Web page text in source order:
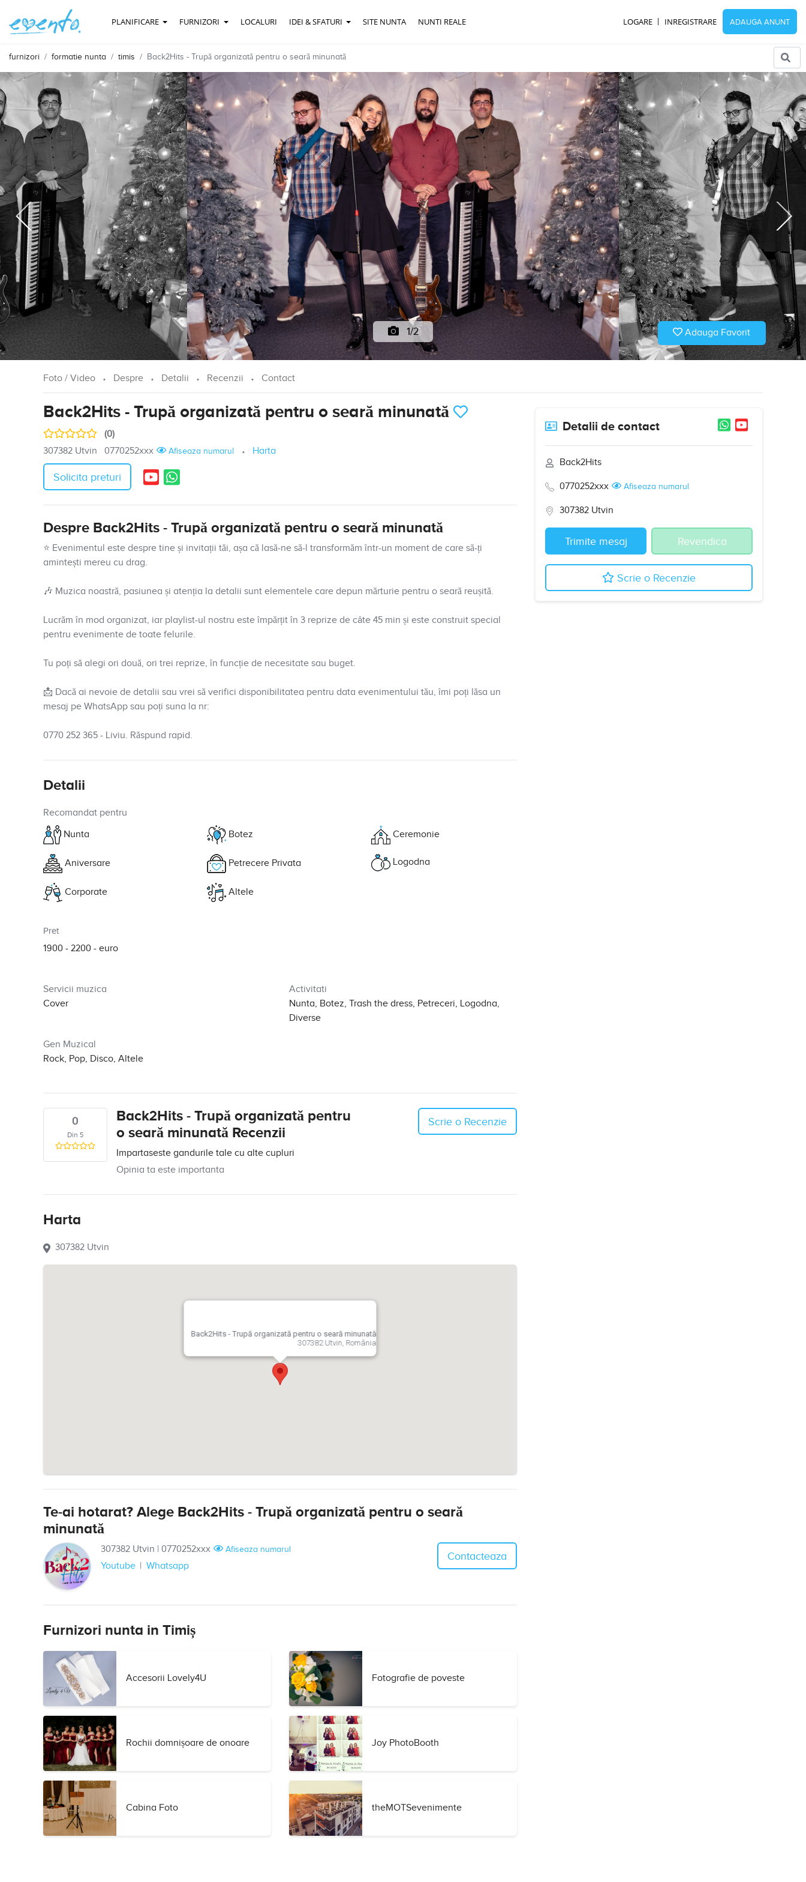
PLANIFICARE FURNIZORI LOCALURI IDEI & SFATURI SITE NUNTA NUNTI REALE LOGARE INREGISTRARE ADAUGA ANUNT
furnizori formatie nunta timis Back2Hits - Trupă organizată pentru o seară minunată
1/2 Adauga Favorit
Foto / Video Despre Detalii Recenzii Contact
Back2Hits - Trupă organizată pentru o seară minunată
(0)
307382 Utvin
0770252xxx Afiseaza numarul Harta
Solicita preturi
Despre Back2Hits - Trupă organizată pentru o seară minunată
⭐ Evenimentul este despre tine și invitații tăi, așa că lasă-ne să-l transformăm într-un moment de care să-ți
amintești mereu cu drag.
🎶 Muzica noastră, pasiunea și atenția la detalii sunt elementele care depun mărturie pentru o seară reușită.
Lucrăm în mod organizat, iar playlist-ul nostru este împărțit în 3 reprize de câte 45 min și este construit special
pentru evenimente de toate felurile.
Tu poți să alegi ori două, ori trei reprize, în funcție de necesitate sau buget.
📩 Dacă ai nevoie de detalii sau vrei să verifici disponibilitatea pentru data evenimentului tău, îmi poți lăsa un
mesaj pe WhatsApp sau poți suna la nr:
0770 252 365 - Liviu. Răspund rapid.
Detalii
Recomandat pentru
Nunta
Botez Ceremonie
Aniversare Petrecere Privata Logodna
Corporate Altele
Pret
1900 - 2200 - euro
Servicii muzica
Cover
Activitati
Nunta, Botez, Trash the dress, Petreceri, Logodna,
Diverse
Gen Muzical
Rock, Pop, Disco, Altele
0
Din 5
Back2Hits - Trupă organizată pentru
o seară minunată Recenzii
Impartaseste gandurile tale cu alte cupluri
Opinia ta este importanta
Scrie o Recenzie
Harta
307382 Utvin
Back2Hits - Trupă organizată pentru o seară minunată
307382 Utvin, România
Te-ai hotarat? Alege Back2Hits - Trupă organizată pentru o seară
minunată
307382 Utvin | 0770252xxx Afiseaza numarul
Youtube Whatsapp
Contacteaza
Furnizori nunta in Timiș
Accesorii Lovely4U Fotografie de poveste
Rochii domnișoare de onoare Joy PhotoBooth
Cabina Foto theMOTSevenimente
Detalii de contact
Back2Hits
0770252xxx Afiseaza numarul
307382 Utvin
Trimite mesaj Revendica
Scrie o Recenzie